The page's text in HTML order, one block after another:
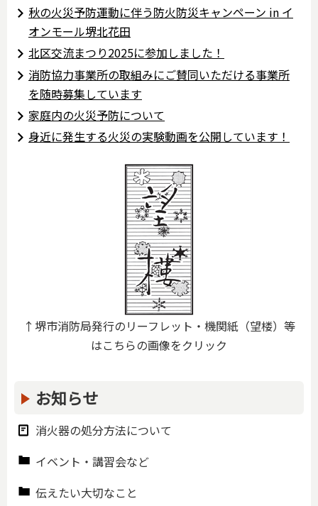
秋の火災予防運動に伴う防火防災キャンペーン in イ
オンモール堺北花田
北区交流まつり2025に参加しました！
消防協力事業所の取組みにご賛同いただける事業所
を随時募集しています
家庭内の火災予防について
身近に発生する火災の実験動画を公開しています！
↑堺市消防局発行のリーフレット・機関紙（望楼）等
はこちらの画像をクリック
お知らせ
消火器の処分方法について
イベント・講習会など
伝えたい大切なこと